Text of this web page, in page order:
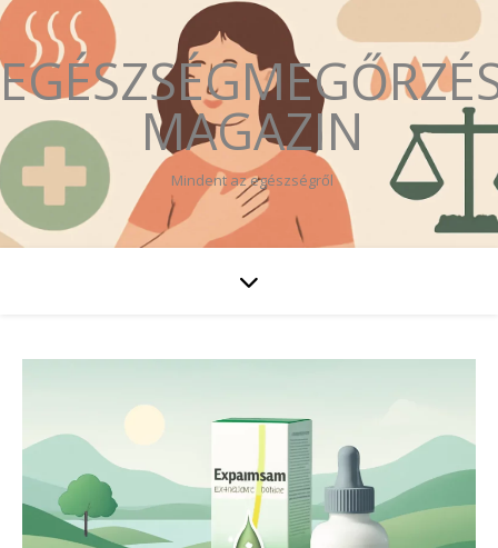
MAGAZIN
Mindent az egészségről